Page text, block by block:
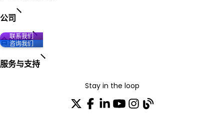
公司
合作伙伴
服务与支持
Stay in the loop
联系我们
咨询我们